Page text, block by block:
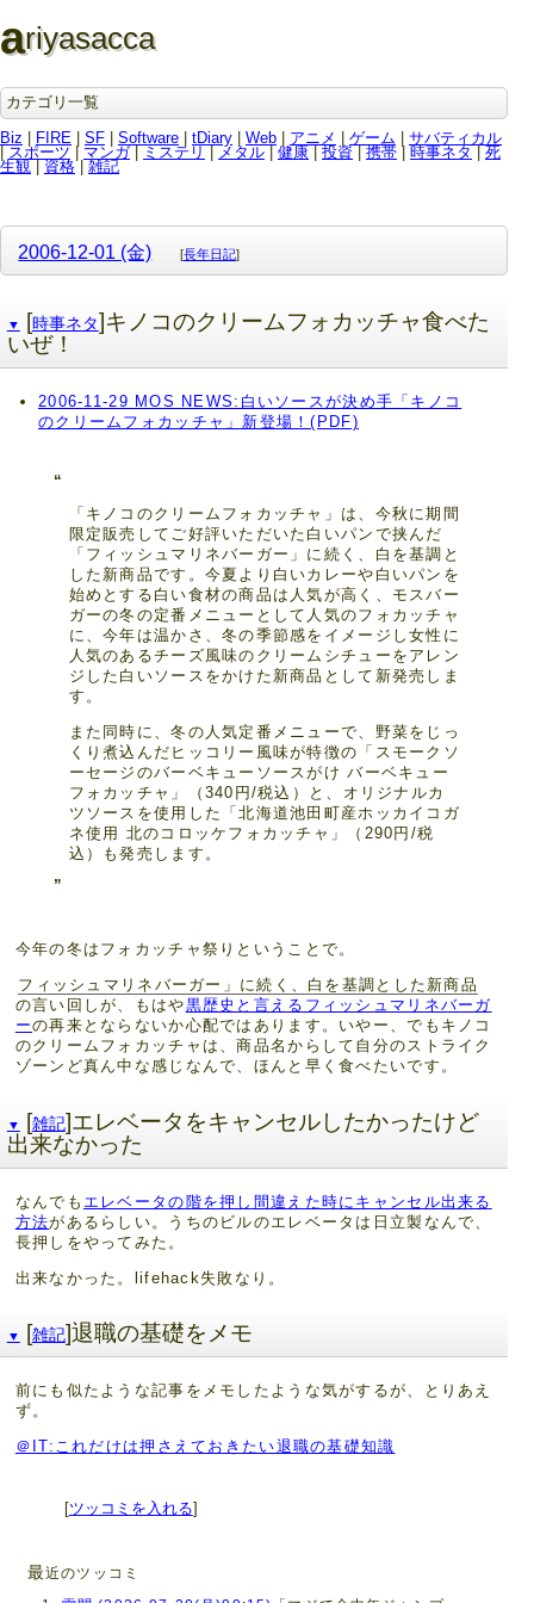
ariyasacca
カテゴリ一覧
Biz
FIRE SF Software tDiary Web アニメ ゲーム
サバティカル
スポーツ | マンガ| ミステリ メタル 健康 投資 携帯 | 時事ネタ
死
生観
資格| 雑記
2006-12-01 (金) [長年日記]
▼ [時事ネタ]キノコのクリームフォカッチャ食べた
いぜ！
2006-11-29 MOS NEWS:白いソースが決め手「キノコ
のクリームフォカッチャ」新登場！(PDF)
「キノコのクリームフォカッチャ」は、今秋に期間
限定販売してご好評いただいた白いパンで挟んだ
「フィッシュマリネバーガー」に続く、白を基調と
した新商品です。今夏より白いカレーや白いパンを
始めとする白い食材の商品は人気が高く、モスバー
ガーの冬の定番メニューとして人気のフォカッチャ
に、今年は温かさ、冬の季節感をイメージし女性に
人気のあるチーズ風味のクリームシチューをアレン
ジした白いソースをかけた新商品として新発売しま
す。
また同時に、冬の人気定番メニューで、野菜をじっ
くり煮込んだヒッコリー風味が特徴の「スモークソ
ーセージのバーベキューソースがけ バーベキュー
フォカッチャ」（340円/税込）と、オリジナルカ
ツソースを使用した「北海道池田町産ホッカイコガ
ネ使用 北のコロッケフォカッチャ」（290円/税
込）も発売します。
今年の冬はフォカッチャ祭りということで。
フィッシュマリネバーガー」に続く、白を基調とした新商品
の言い回しが、もはや黒歴史と言えるフィッシュマリネバーガ
ーの再来とならないか心配ではあります。いやー、でもキノコ
のクリームフォカッチャは、商品名からして自分のストライク
ゾーンど真ん中な感じなんで、ほんと早く食べたいです。
▼ [雑記]エレベータをキャンセルしたかったけど
出来なかった
なんでも エレベータの階を押し間違えた時にキャンセル出来る
方法があるらしい。うちのビルのエレベータは日立製なんで、
長押しをやってみた。
出来なかった。lifehack失敗なり。
▼ [雑記]退職の基礎をメモ
前にも似たような記事をメモしたような気がするが、とりあえ
ず。
＠IT:これだけは押さえておきたい退職の基礎知識
[ツッコミを入れる]
最近のツッコミ